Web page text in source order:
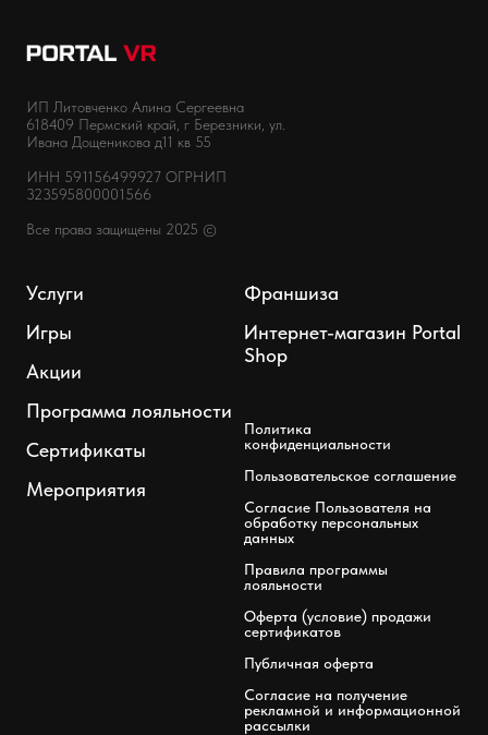
ИП Литовченко Алина Сергеевна
618409 Пермский край, г Березники, ул.
Ивана Дощеникова д11 кв 55
ИНН 591156499927 ОГРНИП
323595800001566
Все права защищены 2025 ©
Услуги
Игры
Акции
Программа лояльности
Сертификаты
Мероприятия
Франшиза
Интернет-магазин Portal
Shop
Политика
конфиденциальности
Пользовательское соглашение
Согласие Пользователя на
обработку персональных
данных
Правила программы
лояльности
Оферта (условие) продажи
сертификатов
Публичная оферта
Согласие на получение
рекламной и информационной
рассылки